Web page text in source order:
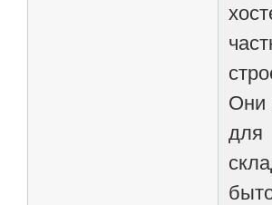
Они
для